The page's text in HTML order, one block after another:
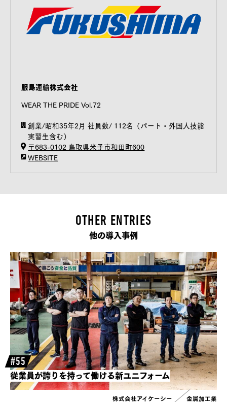
服島運輸株式会社
WEAR THE PRIDE Vol.72
創業/昭和35年2月 社員数/ 112名（パート・外国人技能
実習生含む）
〒683-0102 鳥取県米子市和田町600
WEBSITE
OTHER ENTRIES
他の導入事例
#55
従業員が誇りを持って働ける新ユニフォーム
株式会社アイケーシー 金属加工業